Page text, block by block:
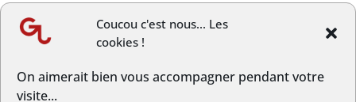
Coucou c'est nous... Les
cookies !
On aimerait bien vous accompagner pendant votre
visite...
Article précèdent